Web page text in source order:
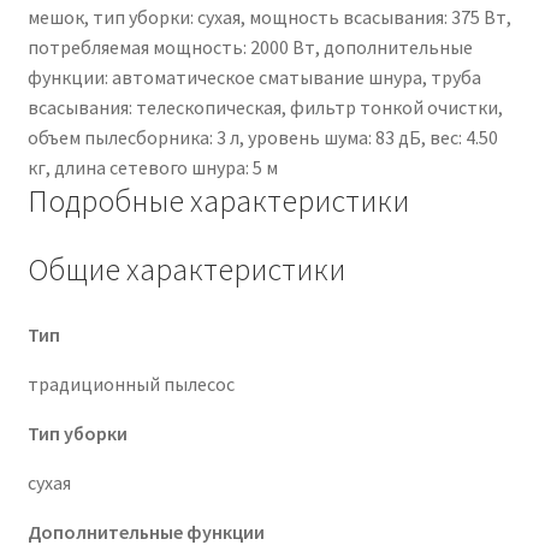
мешок, тип уборки: сухая, мощность всасывания: 375 Вт,
потребляемая мощность: 2000 Вт, дополнительные
функции: автоматическое сматывание шнура, труба
всасывания: телескопическая, фильтр тонкой очистки,
объем пылесборника: 3 л, уровень шума: 83 дБ, вес: 4.50
кг, длина сетевого шнура: 5 м
Подробные характеристики
Общие характеристики
Тип
традиционный пылесос
Тип уборки
сухая
Дополнительные функции